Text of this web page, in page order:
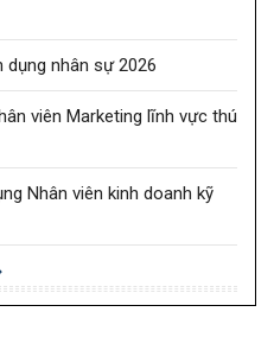
dụng nhân sự 2026
viên Marketing lĩnh vực thú
Nhân viên kinh doanh kỹ